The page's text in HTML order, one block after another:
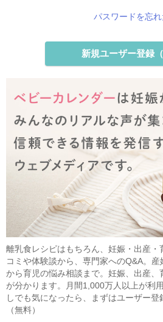
パスワードを忘
新規ユーザー登録（
離乳食レシピはもちろん、妊娠・出産・
コミや体験談から、専門家へのQ&A。
から育児の悩み相談まで。妊娠、出産、
が分かります。月間1,000万人以上が利
しでも気になったら、まずはユーザー登
（無料）